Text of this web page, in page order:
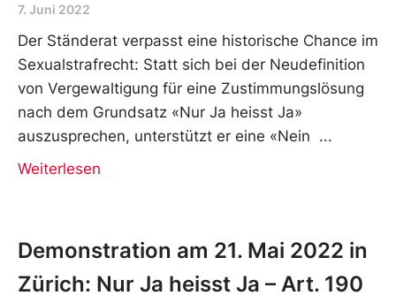
7. Juni 2022
Der Ständerat verpasst eine historische Chance im
Sexualstrafrecht: Statt sich bei der Neudefinition
von Vergewaltigung für eine Zustimmungslösung
nach dem Grundsatz «Nur Ja heisst Ja»
auszusprechen, unterstützt er eine «Nein
Weiterlesen
Demonstration am 21. Mai 2022 in
Zürich: Nur Ja heisst Ja – Art. 190